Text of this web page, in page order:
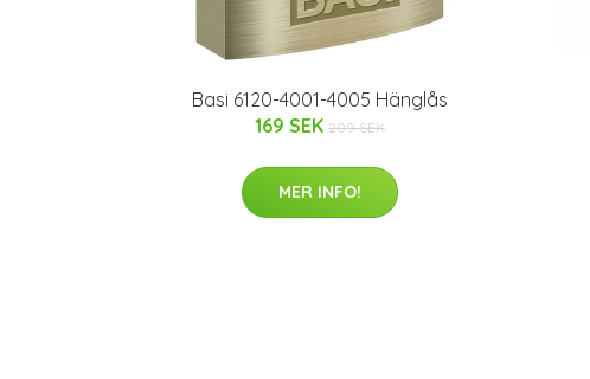
Basi 6120-4001-4005 Hänglås
169 SEK 209 SEK
MER INFO!